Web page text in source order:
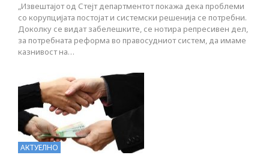
„Извештајот од Стејт департментот покажа дека проблеми
со корупцијата постојат и системски решенија се потребни.
Доколку се видат забелешките, се нотира репресивен дел,
за потребната реформа во правосудниот систем, да имаме
казнивост на…
АКТУЕЛНО